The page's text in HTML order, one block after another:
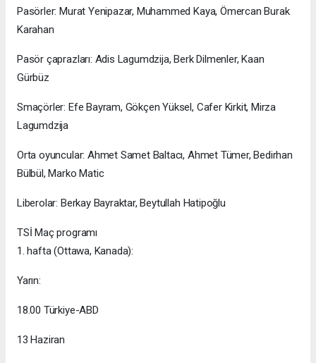
Pasörler: Murat Yenipazar, Muhammed Kaya, Ömercan Burak
Karahan
Pasör çaprazları: Adis Lagumdzija, Berk Dilmenler, Kaan
Gürbüz
Smaçörler: Efe Bayram, Gökçen Yüksel, Cafer Kirkit, Mirza
Lagumdzija
Orta oyuncular: Ahmet Samet Baltacı, Ahmet Tümer, Bedirhan
Bülbül, Marko Matic
Liberolar: Berkay Bayraktar, Beytullah Hatipoğlu
TSİ Maç programı
1. hafta (Ottawa, Kanada):
Yarın:
18.00 Türkiye-ABD
13 Haziran